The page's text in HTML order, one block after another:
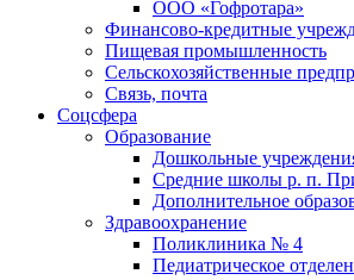
ООО «Гофротара»
Финансово-кредитные
Пищевая промышленность
Сельскохозяйственные
Связь, почта
Соцсфера
Образование
Дошкольные
Средние школы р. п.
Дополнительное
Здравоохранение
Поликлиника № 4
Педиатрическое